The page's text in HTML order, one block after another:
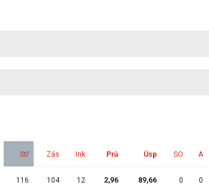
Stř Zás Ink Prů Úsp SO A
116 104 12 2,96 89,66 0 0